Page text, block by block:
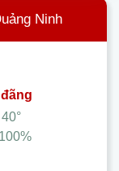
Ninh
40°
100%